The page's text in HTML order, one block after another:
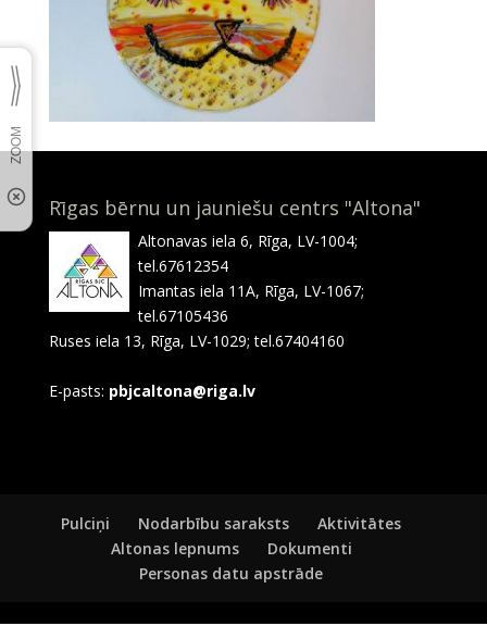
Rīgas bērnu un jauniešu centrs "Altona"
Altonavas iela 6, Rīga, LV-1004;
tel.67612354
Imantas iela 11A, Rīga, LV-1067;
tel.67105436
Ruses iela 13, Rīga, LV-1029; tel.67404160
E-pasts: pbjcaltona@riga.lv
Pulciņi Nodarbību saraksts
Aktivitātes
Altonas lepnums
Dokumenti
Personas datu apstrāde